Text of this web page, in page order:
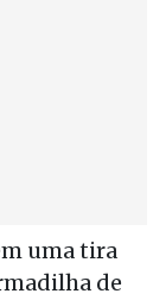
uma tira
de